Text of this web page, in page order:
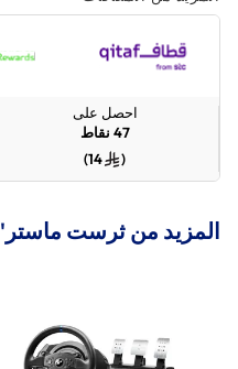
احصل على
47 نقاط
(
14
)
المزيد من ثرست ماستر'